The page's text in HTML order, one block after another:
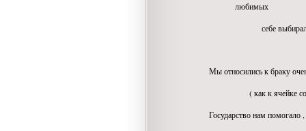
любимых
себе
Мы относились к браку
( как к ячейке
Государство нам помогало ,